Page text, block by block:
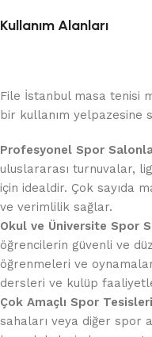
Kullanım Alanları
File İstanbul masa tenisi
bir kullanım yelpazesine
Profesyonel Spor
uluslararası turnuvalar,
için idealdir. Çok sayıda
ve verimlilik sağlar.
Okul ve Üniversite Spor
öğrencilerin güvenli ve
öğrenmeleri ve
dersleri ve kulüp
Çok Amaçlı Spor
sahaları veya diğer spor